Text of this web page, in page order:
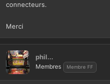
connecteurs.
Merci
phil...
Membres Membre FF